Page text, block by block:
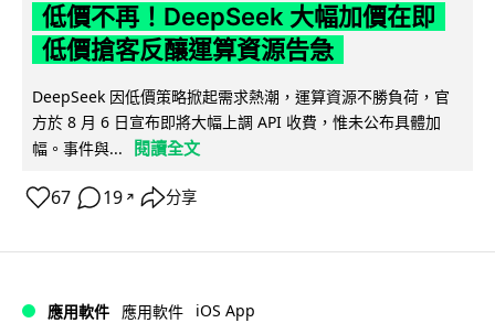
低價不再！DeepSeek 大幅加價在即
低價搶客反釀運算資源告急
DeepSeek 因低價策略掀起需求熱潮，運算資源不勝負荷，官
方於 8 月 6 日宣布即將大幅上調 API 收費，惟未公布具體加
幅。事件與...
閱讀全文
67 19 ↗ 分享
應用軟件 應用軟件 iOS App